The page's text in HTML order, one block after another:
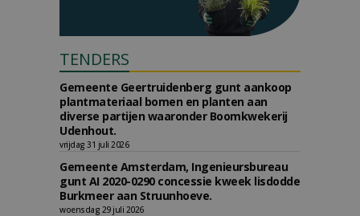
TENDERS
Gemeente Geertruidenberg gunt aankoop
plantmateriaal bomen en planten aan
diverse partijen waaronder Boomkwekerij
Udenhout.
vrijdag 31 juli 2026
Gemeente Amsterdam, Ingenieursbureau
gunt AI 2020-0290 concessie kweek lisdodde
Burkmeer aan Struunhoeve.
woensdag 29 juli 2026